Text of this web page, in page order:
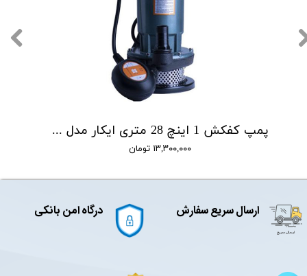
پمپ کفکش 1 اینچ 28 متری ایکار مدل IC1.5-28-0.55F
۱۳,۳۰۰,۰۰۰ تومان
ارسال سریع سفارش درگاه امن بانکی